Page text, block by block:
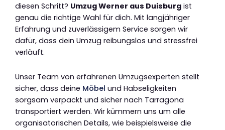
diesen Schritt? Umzug Werner aus Duisburg ist
genau die richtige Wahl für dich. Mit langjähriger
Erfahrung und zuverlässigem Service sorgen wir
dafür, dass dein Umzug reibungslos und stressfrei
verläuft.
Unser Team von erfahrenen Umzugsexperten stellt
sicher, dass deine Möbel und Habseligkeiten
sorgsam verpackt und sicher nach Tarragona
transportiert werden. Wir kümmern uns um alle
organisatorischen Details, wie beispielsweise die